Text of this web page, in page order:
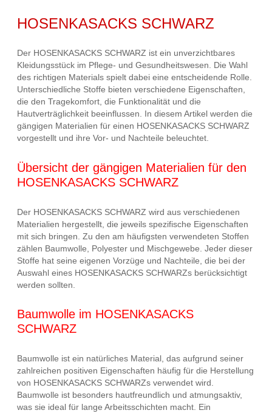
HOSENKASACKS SCHWARZ
Der HOSENKASACKS SCHWARZ ist ein unverzichtbares
Kleidungsstück im Pflege- und Gesundheitswesen. Die Wahl
des richtigen Materials spielt dabei eine entscheidende Rolle.
Unterschiedliche Stoffe bieten verschiedene Eigenschaften,
die den Tragekomfort, die Funktionalität und die
Hautverträglichkeit beeinflussen. In diesem Artikel werden die
gängigen Materialien für einen HOSENKASACKS SCHWARZ
vorgestellt und ihre Vor- und Nachteile beleuchtet.
Übersicht der gängigen Materialien für den
HOSENKASACKS SCHWARZ
Der HOSENKASACKS SCHWARZ wird aus verschiedenen
Materialien hergestellt, die jeweils spezifische Eigenschaften
mit sich bringen. Zu den am häufigsten verwendeten Stoffen
zählen Baumwolle, Polyester und Mischgewebe. Jeder dieser
Stoffe hat seine eigenen Vorzüge und Nachteile, die bei der
Auswahl eines HOSENKASACKS SCHWARZs berücksichtigt
werden sollten.
Baumwolle im HOSENKASACKS
SCHWARZ
Baumwolle ist ein natürliches Material, das aufgrund seiner
zahlreichen positiven Eigenschaften häufig für die Herstellung
von HOSENKASACKS SCHWARZs verwendet wird.
Baumwolle ist besonders hautfreundlich und atmungsaktiv,
was sie ideal für lange Arbeitsschichten macht. Ein